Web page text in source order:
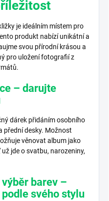
je ideálním místem pro
produkt nabízí unikátní a
svou přírodní krásou a
pro uložení fotografií z
– darujte
dárek přidáním osobního
přední desky. Možnost
věnovat album jako
jde o svatbu, narozeniny,
barev –
svého stylu